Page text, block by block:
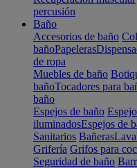
percusión
Baño
Accesorios de baño
bañoPapeleras
de ropa
Muebles de baño
bañoTocadores para
baño
Espejos de baño
iluminadosEspejos de
Sanitarios Bañeras
Grifería Grifos para
Seguridad de baño